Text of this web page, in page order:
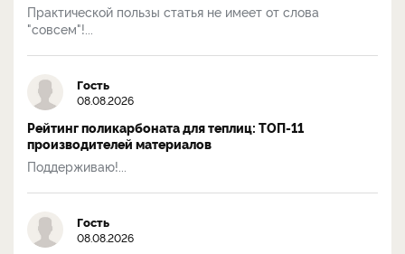
Практической пользы статья не имеет от слова
"совсем"!...
Гость
08.08.2026
Рейтинг поликарбоната для теплиц: ТОП-11
производителей материалов
Поддерживаю!...
Гость
08.08.2026